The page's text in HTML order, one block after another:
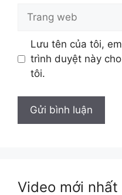
Lưu tên của tôi,
trình duyệt này
tôi.
Video mới nhất